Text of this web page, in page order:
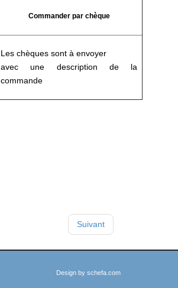
Commander par chèque
Les chèques sont à envoyer
avec une description de la
commande
Suivant
Design by schefa.com